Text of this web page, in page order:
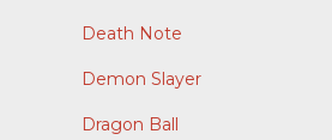
Death Note
Demon Slayer
Dragon Ball